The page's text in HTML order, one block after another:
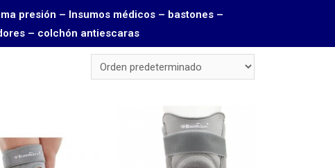
presión – Insumos médicos – bastones –
– colchón antiescaras